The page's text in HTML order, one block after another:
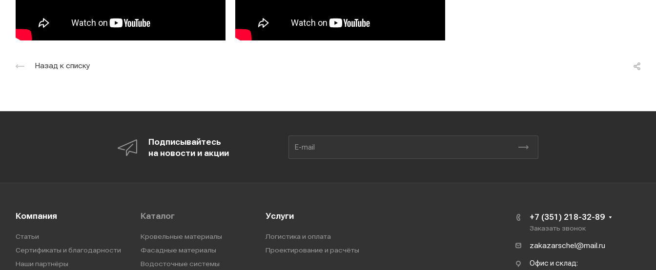
Назад к списку
Подписывайтесь
на новости и акции
Компания
Статьи
Сертификаты и благодарности
Наши партнёры
Каталог
Кровельные материалы
Фасадные материалы
Водосточные системы
Услуги
Логистика и оплата
Проектирование и расчёты
+7 (351) 218-32-89
Заказать звонок
zakazarschel@mail.ru
Офис и склад: